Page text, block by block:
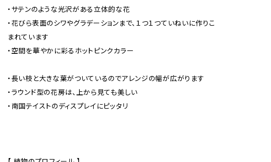
・サテンのような光沢がある立体的な花
・花びら表面のシワやグラデーションまで、１つ１つていねいに作りこ
まれています
・空間を華やかに彩るホットピンクカラー
・長い枝と大きな葉がついているのでアレンジの幅が広がります
・ラウンド型の花房は、上から見ても美しい
・南国テイストのディスプレイにピッタリ